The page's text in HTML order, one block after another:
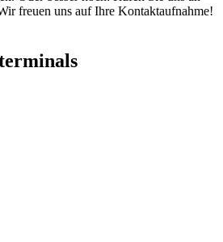
freuen uns auf Ihre Kontaktaufnahme!